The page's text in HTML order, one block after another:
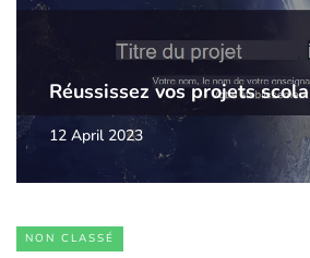
Réussissez vos projets
12 April 2023
NON CLASSÉ